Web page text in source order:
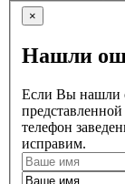
×
Нашли
Если Вы нашли
телефон
исправим.